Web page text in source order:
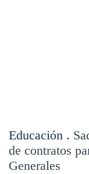
Educación .
de contratos
Generales